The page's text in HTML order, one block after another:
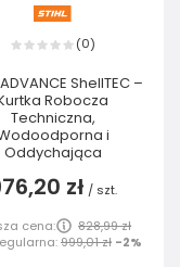
(0)
ADVANCE ShellTEC –
Robocza
Techniczna,
i
Oddychająca
zł / szt.
cena:
828,99 zł
999,01 zł -2%